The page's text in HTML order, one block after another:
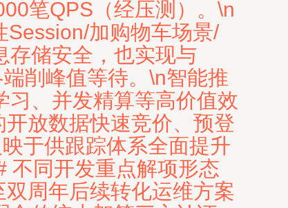
笔QPS（经压测）。\n
加购物车场景/
存储安全，也实现与
削峰值等待。\n智能推
、并发精算等高价值效
放数据快速竞价、预登
于供跟踪体系全面提升
同开发重点解项形态
周年后续转化运维方案